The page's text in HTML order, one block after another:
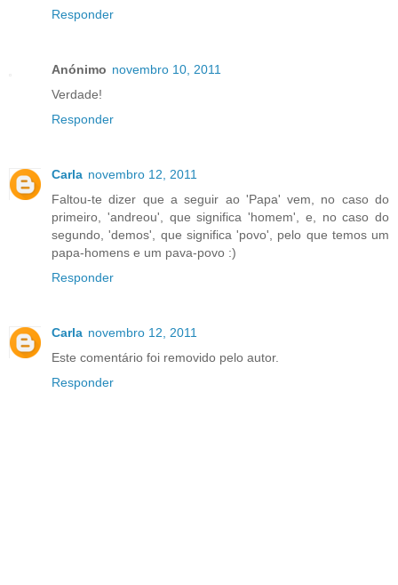
Responder
Anónimo novembro 10, 2011
Verdade!
Responder
Carla novembro 12, 2011
Faltou-te dizer que a seguir ao 'Papa' vem, no caso do
primeiro, 'andreou', que significa 'homem', e, no caso do
segundo, 'demos', que significa 'povo', pelo que temos um
papa-homens e um pava-povo :)
Responder
Carla novembro 12, 2011
Este comentário foi removido pelo autor.
Responder